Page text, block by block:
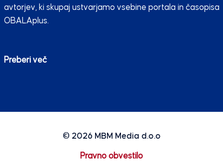
avtorjev, ki skupaj ustvarjamo vsebine portala in časopisa
OBALAplus.
Preberi več
© 2026 MBM Media d.o.o
Pravno obvestilo